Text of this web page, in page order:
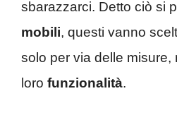
sbarazzarci. Detto ciò si
mobili, questi vanno
solo per via delle misure,
loro funzionalità.